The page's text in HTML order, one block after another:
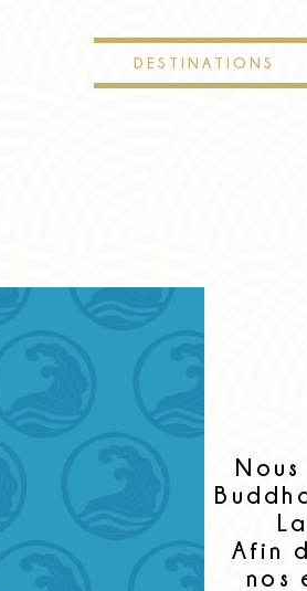
DESTINATIONS
Afin
nos